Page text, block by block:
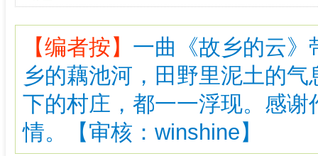
【编者按】 一曲《故乡的云》
乡的藕池河，田野里泥土的
下的村庄，都一一浮现。感
情。【审核：winshine】